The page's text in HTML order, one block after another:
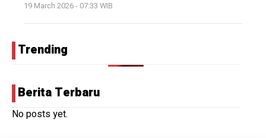
19 March 2026 - 07:33 WIB
Trending
Berita Terbaru
No posts yet.